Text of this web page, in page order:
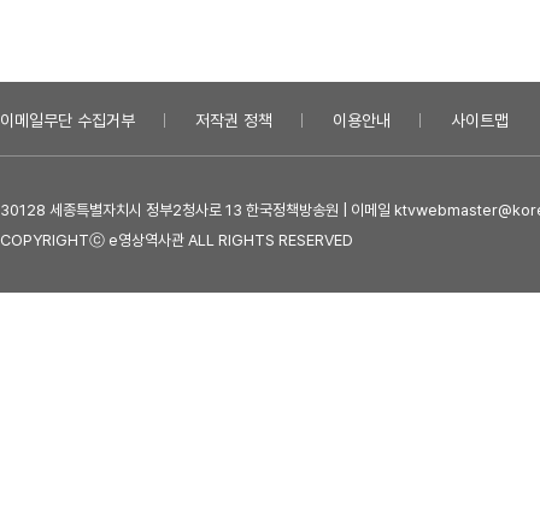
이메일무단 수집거부 저작권 정책 이용안내 사이트맵
30128 세종특별자치시 정부2청사로 13 한국정책방송원 | 이메일
COPYRIGHTⓒ e영상역사관 ALL RIGHTS RESERVED